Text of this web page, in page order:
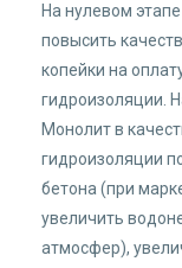
На нулевом
повысить
копейки на
гидроизоляции.
Монолит в
гидроизоляции
бетона (при
увеличить
атмосфер),